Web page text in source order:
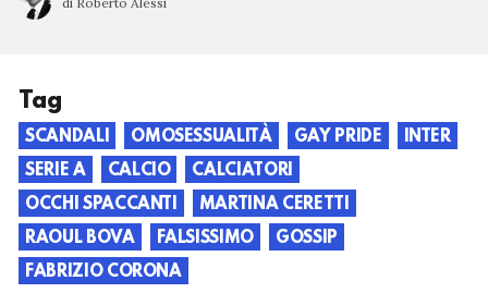
Tag
SCANDALI OMOSESSUALITÀ GAY PRIDE
INTER
SERIE A
CALCIO
CALCIATORI
OCCHI SPACCANTI
MARTINA CERETTI
RAOUL BOVA
FALSISSIMO
GOSSIP
FABRIZIO CORONA